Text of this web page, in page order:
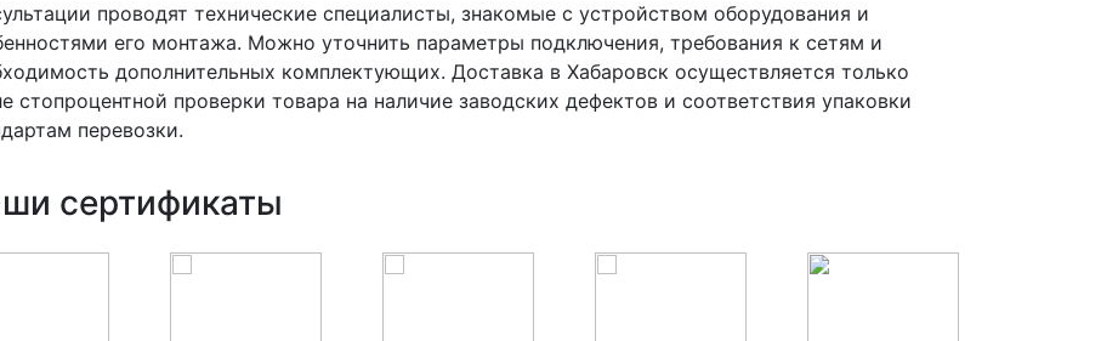
проводят технические специалисты, знакомые с устройством оборудования и
его монтажа. Можно уточнить параметры подключения, требования к сетям и
дополнительных комплектующих. Доставка в Хабаровск осуществляется только
стопроцентной проверки товара на наличие заводских дефектов и соответствия упаковки
перевозки.
сертификаты